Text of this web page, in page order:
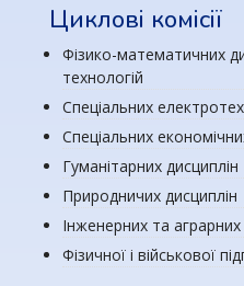
Циклові комісії
Фізико-математичних
технологій
Спеціальних
Спеціальних
Гуманітарних дисциплін
Природничих дисциплін
Інженерних та аграрних
Фізичної і військової